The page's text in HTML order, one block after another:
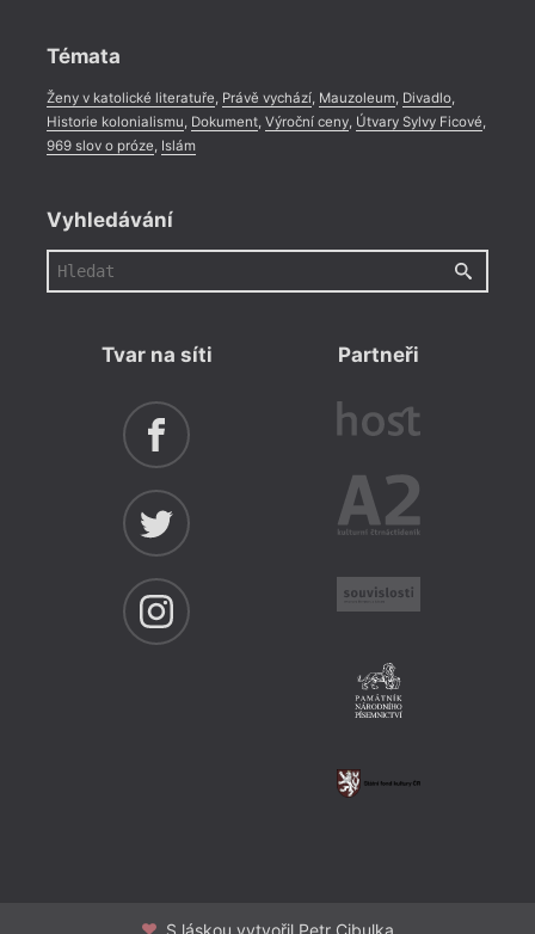
Témata
Ženy v katolické literatuře, Právě vychází, Mauzoleum, Divadlo,
Historie kolonialismu, Dokument, Výroční ceny, Útvary Sylvy Ficové,
969 slov o próze, Islám
Vyhledávání
Tvar na síti Partneři
S láskou vytvořil Petr Cibulka